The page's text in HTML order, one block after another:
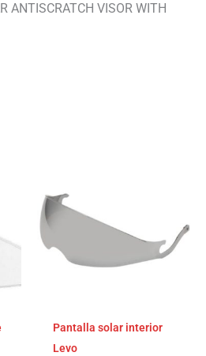
ANTISCRATCH VISOR WITH
Pantalla solar interior
Levo